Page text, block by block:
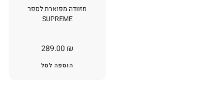
מזוודה מפוארת לספר
SUPREME
289.00 ₪
הוספה לסל